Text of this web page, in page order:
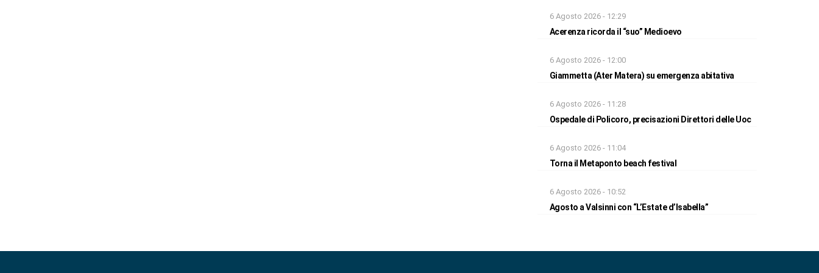
6 Agosto 2026 - 12:29
Acerenza ricorda il “suo” Medioevo
6 Agosto 2026 - 12:00
Giammetta (Ater Matera) su emergenza abitativa
6 Agosto 2026 - 11:28
Ospedale di Policoro, precisazioni Direttori delle Uoc
6 Agosto 2026 - 11:04
Torna il Metaponto beach festival
6 Agosto 2026 - 10:52
Agosto a Valsinni con “L’Estate d’Isabella”